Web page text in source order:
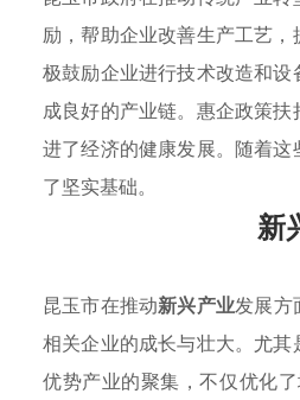
励，帮助企业改善生产工艺
极鼓励企业进行技术改造和
成良好的产业链。惠企政策
进了经济的健康发展。随着
了坚实基础。
新
昆玉市在推动新兴产业发展方
相关企业的成长与壮大。尤
优势产业的聚集，不仅优化